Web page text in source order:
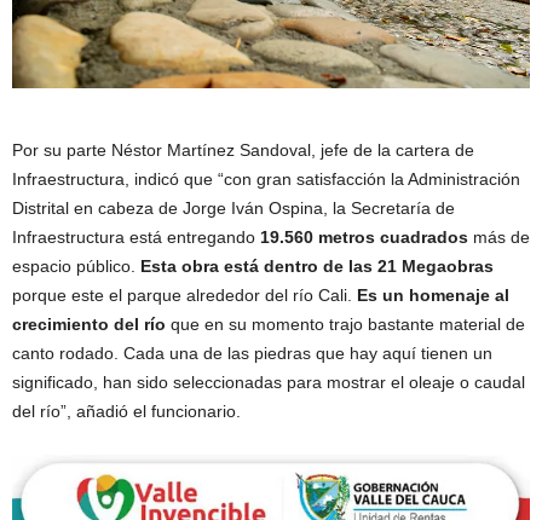
Por su parte Néstor Martínez Sandoval, jefe de la cartera de
Infraestructura, indicó que “con gran satisfacción la Administración
Distrital en cabeza de Jorge Iván Ospina, la Secretaría de
Infraestructura está entregando 19.560 metros cuadrados más de
espacio público. Esta obra está dentro de las 21 Megaobras
porque este el parque alrededor del río Cali. Es un homenaje al
crecimiento del río que en su momento trajo bastante material de
canto rodado. Cada una de las piedras que hay aquí tienen un
significado, han sido seleccionadas para mostrar el oleaje o caudal
del río”, añadió el funcionario.